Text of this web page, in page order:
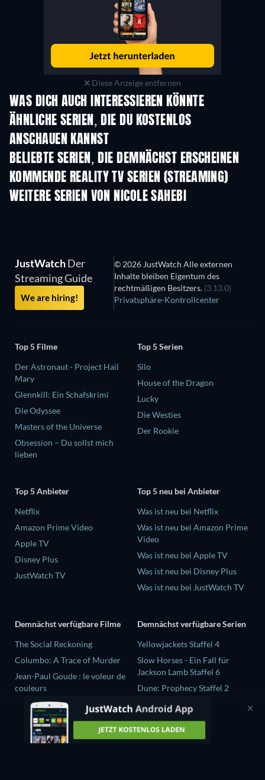
Diese Anzeige entfernen
WAS DICH AUCH INTERESSIEREN KÖNNTE
Serie Serie
ÄHNLICHE SERIEN, DIE DU KOSTENLOS
ANSCHAUEN KANNST
Serie
BELIEBTE SERIEN, DIE DEMNÄCHST ERSCHEINEN
Serie Serie
KOMMENDE REALITY TV SERIEN (STREAMING)
Staffel 3 Staffel 1
WEITERE SERIEN VON NICOLE SAHEBI
Serie Serie
JustWatchDer
Streaming Guide
We are hiring!
© 2026 JustWatch Alle externen
Inhalte bleiben Eigentum des
rechtmäßigen Besitzers. (3.13.0)
Privatsphäre-Kontrollcenter
Top 5 Filme
Der Astronaut - Project Hail
Mary
Glennkill: Ein Schafskrimi
Die Odyssee
Masters of the Universe
Obsession – Du sollst mich
lieben
Top 5 Serien
Silo
House of the Dragon
Lucky
Die Westies
Der Rookie
Top 5 Anbieter
Netflix
Amazon Prime Video
Apple TV
Disney Plus
JustWatch TV
Top 5 neu bei Anbieter
Was ist neu bei Netflix
Was ist neu bei Amazon Prime
Video
Was ist neu bei Apple TV
Was ist neu bei Disney Plus
Was ist neu bei JustWatch TV
Demnächst verfügbare Filme
The Social Reckoning
Columbo: A Trace of Murder
Jean-Paul Goude : le voleur de
couleurs
Destroy All Girls
Selten wache ich träumend auf
Demnächst verfügbare Serien
Yellowjackets Staffel 4
Slow Horses - Ein Fall für
Jackson Lamb Staffel 6
Dune: Prophecy Staffel 2
The Gentlemen Staffel 2
Love Is Blind: UK Staffel 3